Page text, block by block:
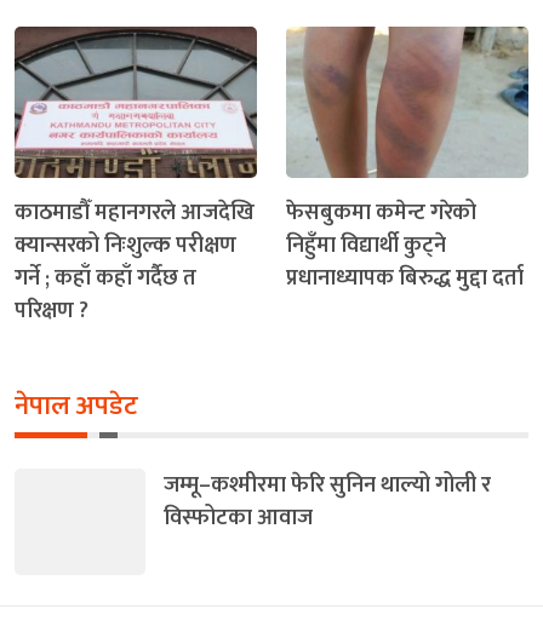
काठमाडौँ महानगरले आजदेखि
क्यान्सरको निःशुल्क परीक्षण
गर्ने ; कहाँ कहाँ गर्दैछ त
परिक्षण ?
फेसबुकमा कमेन्ट गरेको
निहुँमा विद्यार्थी कुट्ने
प्रधानाध्यापक बिरुद्ध मुद्दा दर्ता
नेपाल अपडेट
जम्मू–कश्मीरमा फेरि सुनिन थाल्यो गोली र
विस्फोटका आवाज